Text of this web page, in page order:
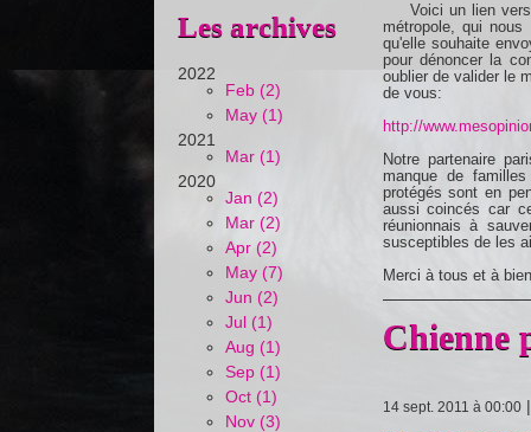
Les archives
2022
Feb (2)
May (1)
2021
Mar (1)
2020
Jan (2)
Mar (2)
Apr (2)
May (7)
Jun (2)
Jul (1)
Aug (1)
Sep (1)
Oct (1)
Nov (3)
Voici un lien vers
métropole, qui
qu'elle souhaite
pour dénoncer la
oublier de valider le
de vous:
http://
Notre partenaire
manque de
protégés sont en
aussi coincés car
réunionnais à
susceptibles de les
Merci à tous et à
Chienne
14 sept. 2011 à 00:00